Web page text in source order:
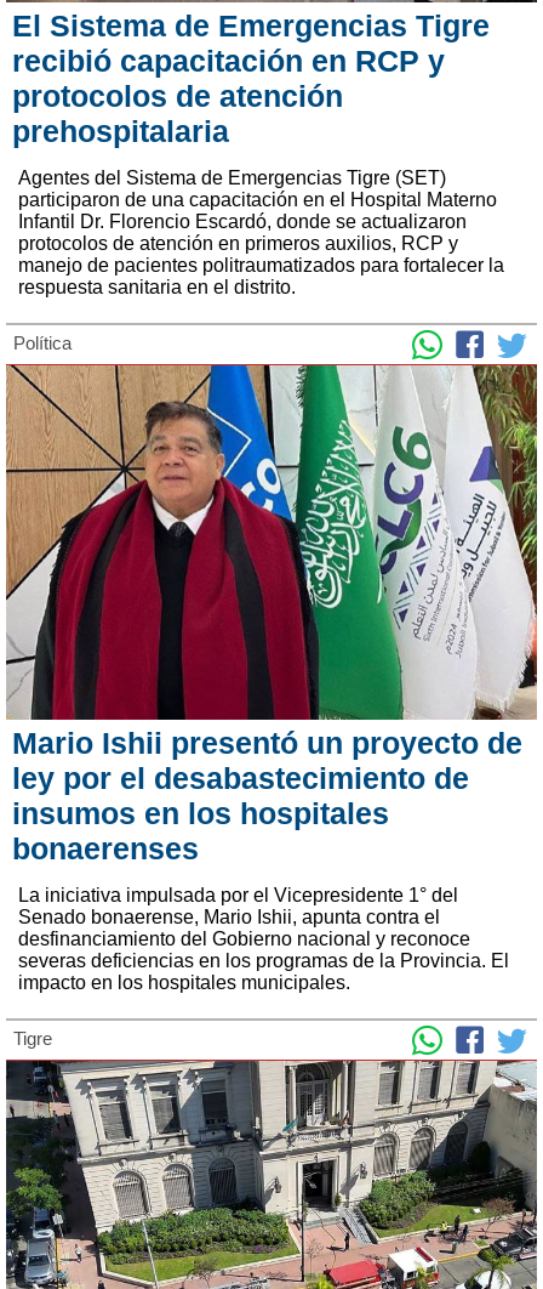
El Sistema de Emergencias Tigre
recibió capacitación en RCP y
protocolos de atención
prehospitalaria
Agentes del Sistema de Emergencias Tigre (SET)
participaron de una capacitación en el Hospital Materno
Infantil Dr. Florencio Escardó, donde se actualizaron
protocolos de atención en primeros auxilios, RCP y
manejo de pacientes politraumatizados para fortalecer la
respuesta sanitaria en el distrito.
Política
Mario Ishii presentó un proyecto de
ley por el desabastecimiento de
insumos en los hospitales
bonaerenses
La iniciativa impulsada por el Vicepresidente 1° del
Senado bonaerense, Mario Ishii, apunta contra el
desfinanciamiento del Gobierno nacional y reconoce
severas deficiencias en los programas de la Provincia. El
impacto en los hospitales municipales.
Tigre